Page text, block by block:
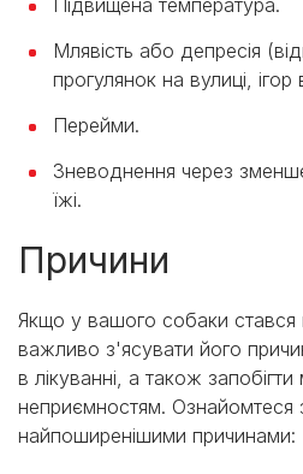
Млявість або депресія
прогулянок на вулиці,
Перейми.
Зневоднення через
їжі.
Причини
Якщо у вашого собаки
важливо з'ясувати його
в лікуванні, а також запобігти
неприємностям. Ознайомтеся
найпоширенішими причинами: